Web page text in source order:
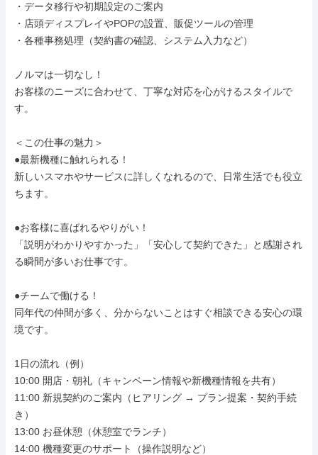
・データ移行や初期設定のご案内
・店頭ディスプレイやPOPの設置、販促ツールの管理
・各種事務処理（契約書の確認、システム入力など）
ノルマは一切なし！
お客様のニーズに合わせて、丁寧な対応を心がけるスタイルで
す。
＜この仕事の魅力＞
●最新機種に触れられる！
新しいスマホやサービスに詳しくなれるので、日常生活でも役立
ちます。
●お客様に喜ばれるやりがい！
「説明がわかりやすかった」「安心して契約できた」と感謝され
る瞬間が多いお仕事です。
●チームで働ける！
同年代の仲間が多く、分からないことはすぐ相談できる安心の環
境です。
1日の流れ（例）
10:00 開店・朝礼（キャンペーン情報や新機種情報を共有）
11:00 新規契約のご案内（ヒアリング → プラン提案・契約手続
き）
13:00 お昼休憩（休憩室でランチ）
14:00 機種変更のサポート（操作説明など）